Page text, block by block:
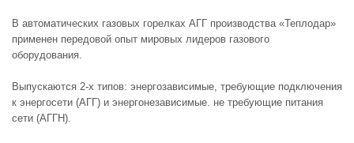
В автоматических газовых горелках АГГ производства «Теплодар»
применен передовой опыт мировых лидеров газового
оборудования.
Выпускаются 2-х типов: энергозависимые, требующие подключения
к энергосети (АГГ) и энергонезависимые. не требующие питания
сети (АГГН).